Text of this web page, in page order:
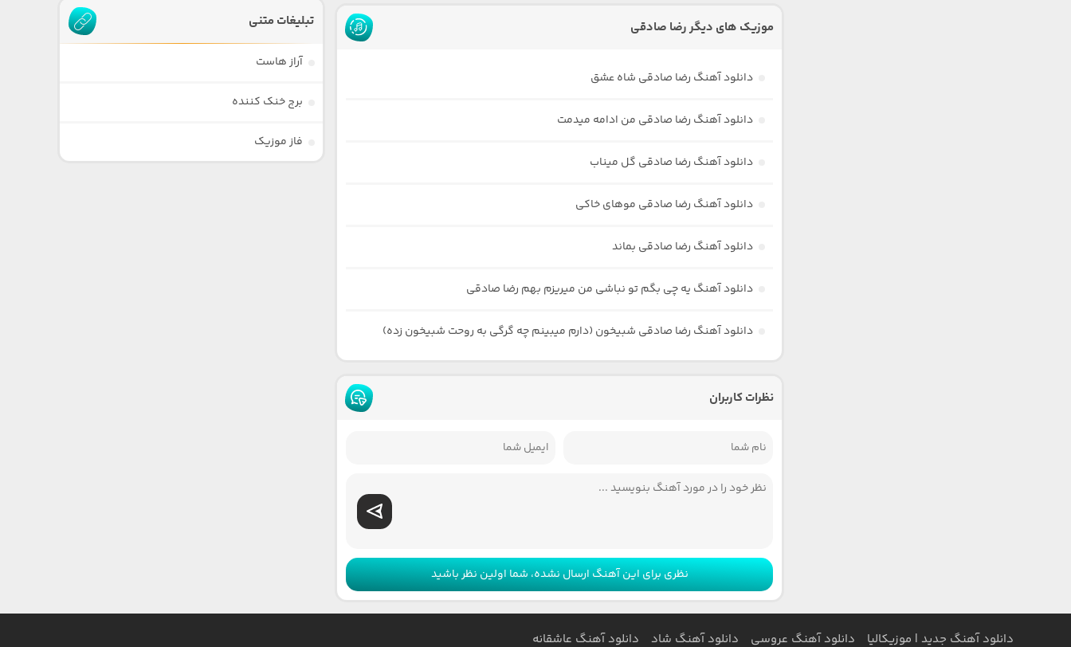
موزیک های دیگر رضا صادقی
دانلود آهنگ رضا صادقی شاه عشق
دانلود آهنگ رضا صادقی من ادامه میدمت
دانلود آهنگ رضا صادقی گل میناب
دانلود آهنگ رضا صادقی موهای خاکی
دانلود آهنگ رضا صادقی بماند
دانلود آهنگ یه چی بگم تو نباشی من میریزم بهم رضا صادقی
دانلود آهنگ رضا صادقی شبیخون (دارم میبینم چه گرگی به روحت شبیخون زده)
نظرات کاربران
نظری برای این آهنگ ارسال نشده، شما اولین نظر باشید
تبلیغات متنی
آراز هاست
برج خنک کننده
فاز موزیک
دانلود آهنگ جدید | موزیکالیا دانلود آهنگ عروسی دانلود آهنگ شاد دانلود آهنگ عاشقانه